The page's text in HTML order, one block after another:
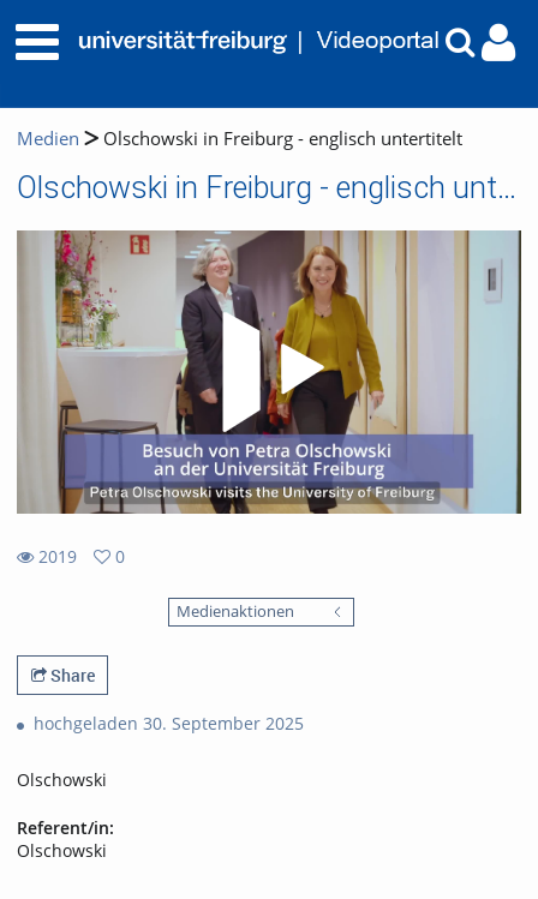
Medien Olschowski in Freiburg - englisch untertitelt
Olschowski in Freiburg - englisch untertitelt
2019
0
Medienaktionen
Share
hochgeladen 30. September 2025
Olschowski
Referent/in:
Olschowski